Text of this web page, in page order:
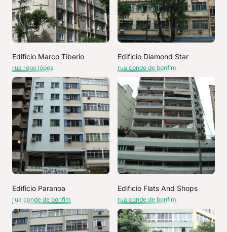
Edificio Marco Tiberio
rua rego lópes
Edificio Diamond Star
rua conde de bonfim
Edificio Paranoa
rua conde de bonfim
Edificio Flats And Shops
rua conde de bonfim